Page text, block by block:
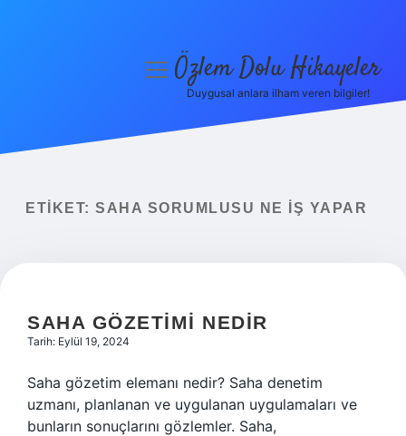
Yasal Uyarı
menüyüÖzlem Dolu Hikayeler
Duygusal anlara ilham veren bilgiler!
ETIKET: SAHA SORUMLUSU NE IŞ YAPAR
SAHA GÖZETIMI NEDIR
Tarih: Eylül 19, 2024
Saha gözetim elemanı nedir? Saha denetim
uzmanı, planlanan ve uygulanan uygulamaları ve
bunların sonuçlarını gözlemler. Saha,